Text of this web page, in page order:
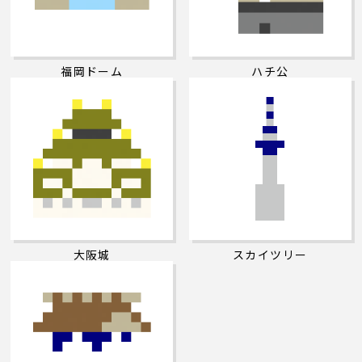
福岡ドーム ハチ公
大阪城 スカイツリー